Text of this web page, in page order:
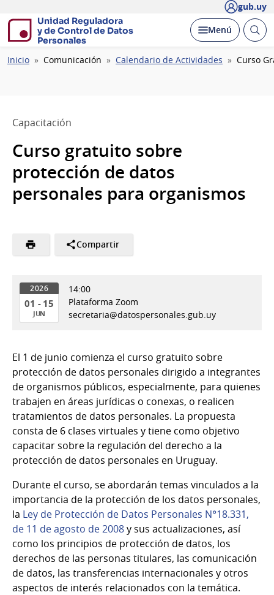
gub.uy
Unidad Reguladora
y de Control de Datos
Personales
Desplegar
Menú Abrir
Ruta
Inicio Comunicación Calendario de Actividades Curso
Capacitación
Curso gratuito sobre
protección de datos
personales para organismos
Compartir
2026
01 - 15
JUN
15
de
Jun
del
2026
14:00
Plataforma Zoom
secretaria@datospersonales.gub.uy
El 1 de junio comienza el curso gratuito sobre
protección de datos personales dirigido a integrantes
de organismos públicos, especialmente, para quienes
trabajen en áreas jurídicas o conexas, o realicen
tratamientos de datos personales. La propuesta
consta de 6 clases virtuales y tiene como objetivo
capacitar sobre la regulación del derecho a la
protección de datos personales en Uruguay.
Durante el curso, se abordarán temas vinculados a la
importancia de la protección de los datos personales,
la Ley de Protección de Datos Personales N°18.331,
de 11 de agosto de 2008y sus actualizaciones, así
como los principios de protección de datos, los
derechos de las personas titulares, las comunicación
de datos, las transferencias internacionales y otros
aspectos de interés relacionados con la temática.